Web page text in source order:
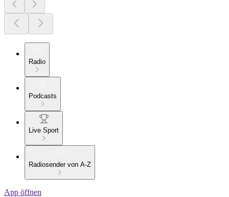
Radio
Podcasts
Live Sport
Radiosender von A-Z
App öffnen